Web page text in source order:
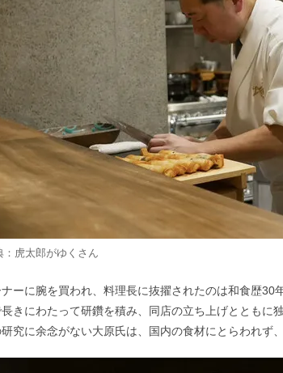
虎太郎がゆく さん
ーに腕を買われ、料理長に抜擢されたのは和食歴30
長きにわたって研鑽を積み、同店の立ち上げととも
究に余念がない大原氏は、国内の食材にとらわれず